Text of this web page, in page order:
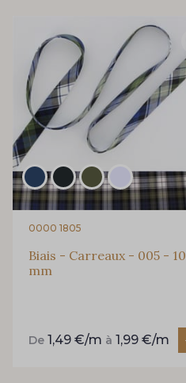
0000 1805
Biais - Carreaux - 005 - 10
mm
De 1,49 €/m à 1,99 €/m